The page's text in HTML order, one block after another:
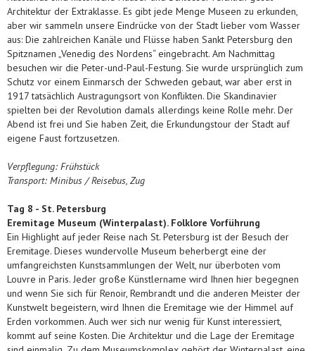
Architektur der Extraklasse. Es gibt jede Menge Museen zu erkunden,
aber wir sammeln unsere Eindrücke von der Stadt lieber vom Wasser
aus: Die zahlreichen Kanäle und Flüsse haben Sankt Petersburg den
Spitznamen „Venedig des Nordens“ eingebracht. Am Nachmittag
besuchen wir die Peter-und-Paul-Festung. Sie wurde ursprünglich zum
Schutz vor einem Einmarsch der Schweden gebaut, war aber erst in
1917 tatsächlich Austragungsort von Konflikten. Die Skandinavier
spielten bei der Revolution damals allerdings keine Rolle mehr. Der
Abend ist frei und Sie haben Zeit, die Erkundungstour der Stadt auf
eigene Faust fortzusetzen.
Verpflegung: Frühstück
Transport: Minibus / Reisebus, Zug
Tag 8 - St. Petersburg
Eremitage Museum (Winterpalast). Folklore Vorführung
Ein Highlight auf jeder Reise nach St. Petersburg ist der Besuch der
Eremitage. Dieses wundervolle Museum beherbergt eine der
umfangreichsten Kunstsammlungen der Welt, nur überboten vom
Louvre in Paris. Jeder große Künstlername wird Ihnen hier begegnen
und wenn Sie sich für Renoir, Rembrandt und die anderen Meister der
Kunstwelt begeistern, wird Ihnen die Eremitage wie der Himmel auf
Erden vorkommen. Auch wer sich nur wenig für Kunst interessiert,
kommt auf seine Kosten. Die Architektur und die Lage der Eremitage